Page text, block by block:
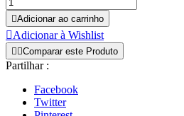
Adicionar ao carrinho
Adicionar à Wishlist
 Comparar este Produto
Partilhar :
Facebook
Twitter